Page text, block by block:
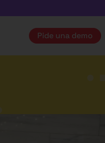
Pide una demo